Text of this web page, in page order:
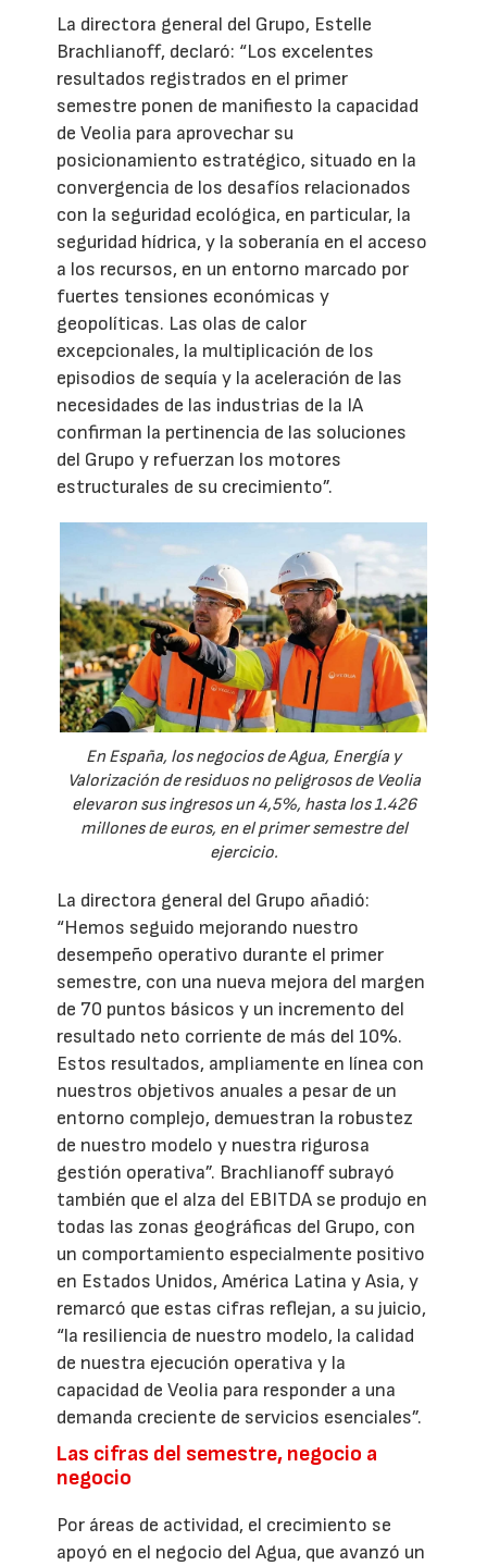
La directora general del Grupo, Estelle
Brachlianoff, declaró: “Los excelentes
resultados registrados en el primer
semestre ponen de manifiesto la capacidad
de Veolia para aprovechar su
posicionamiento estratégico, situado en la
convergencia de los desafíos relacionados
con la seguridad ecológica, en particular, la
seguridad hídrica, y la soberanía en el acceso
a los recursos, en un entorno marcado por
fuertes tensiones económicas y
geopolíticas. Las olas de calor
excepcionales, la multiplicación de los
episodios de sequía y la aceleración de las
necesidades de las industrias de la IA
confirman la pertinencia de las soluciones
del Grupo y refuerzan los motores
estructurales de su crecimiento”.
En España, los negocios de Agua, Energía y
Valorización de residuos no peligrosos de Veolia
elevaron sus ingresos un 4,5%, hasta los 1.426
millones de euros, en el primer semestre del
ejercicio.
La directora general del Grupo añadió:
“Hemos seguido mejorando nuestro
desempeño operativo durante el primer
semestre, con una nueva mejora del margen
de 70 puntos básicos y un incremento del
resultado neto corriente de más del 10%.
Estos resultados, ampliamente en línea con
nuestros objetivos anuales a pesar de un
entorno complejo, demuestran la robustez
de nuestro modelo y nuestra rigurosa
gestión operativa”. Brachlianoff subrayó
también que el alza del EBITDA se produjo en
todas las zonas geográficas del Grupo, con
un comportamiento especialmente positivo
en Estados Unidos, América Latina y Asia, y
remarcó que estas cifras reflejan, a su juicio,
“la resiliencia de nuestro modelo, la calidad
de nuestra ejecución operativa y la
capacidad de Veolia para responder a una
demanda creciente de servicios esenciales”.
Las cifras del semestre, negocio a
negocio
Por áreas de actividad, el crecimiento se
apoyó en el negocio del Agua, que avanzó un